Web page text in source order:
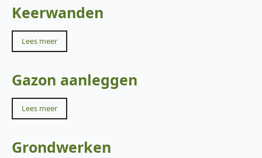
Keerwanden
Lees meer
Gazon aanleggen
Lees meer
Grondwerken